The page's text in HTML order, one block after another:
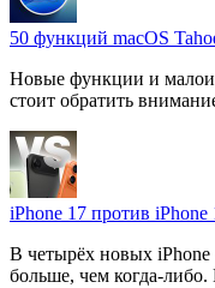
50 функций macOS
Новые функции и
стоит обратить
iPhone 17 против
В четырёх новых
больше, чем когда-либо.